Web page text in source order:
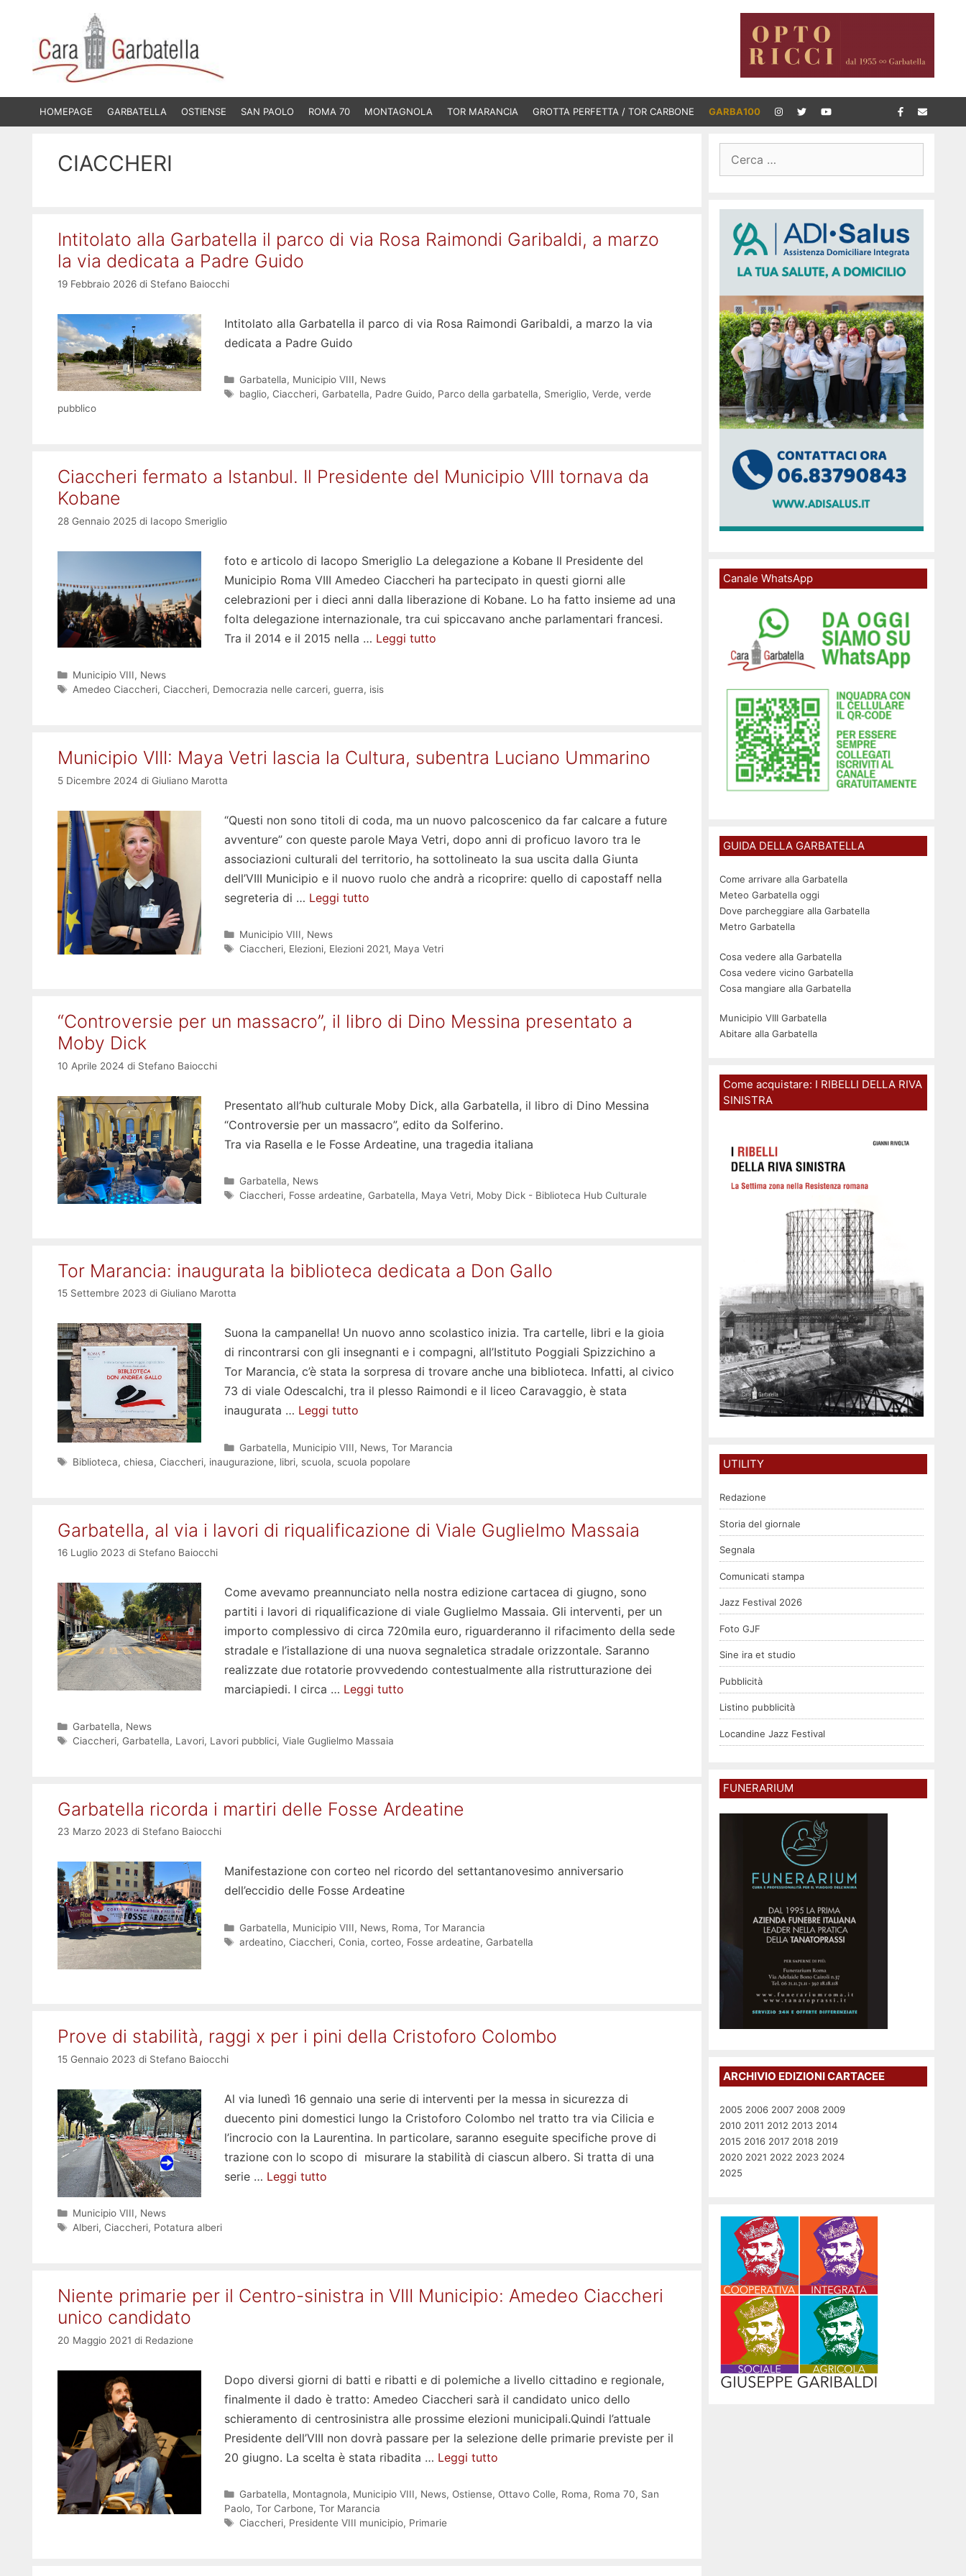
contenuto
HOMEPAGE GARBATELLA OSTIENSE SAN PAOLO ROMA 70 MONTAGNOLA TOR MARANCIA GROTTA PERFETTA / TOR CARBONE GARBA100
CIACCHERI
Intitolato alla Garbatella il parco di via Rosa Raimondi Garibaldi, a marzo
la via dedicata a Padre Guido
19 Febbraio 2026 di Stefano Baiocchi
Intitolato alla Garbatella il parco di via Rosa Raimondi Garibaldi, a marzo la via
dedicata a Padre Guido
Categorie
Garbatella, Municipio VIII, News
Tag
baglio, Ciaccheri, Garbatella, Padre Guido, Parco della garbatella, Smeriglio, Verde, verde
pubblico
Ciaccheri fermato a Istanbul. Il Presidente del Municipio VIII tornava da
Kobane
28 Gennaio 2025 di Iacopo Smeriglio
foto e articolo di Iacopo Smeriglio La delegazione a Kobane Il Presidente del
Municipio Roma VIII Amedeo Ciaccheri ha partecipato in questi giorni alle
celebrazioni per i dieci anni dalla liberazione di Kobane. Lo ha fatto insieme ad una
folta delegazione internazionale, tra cui spiccavano anche parlamentari francesi.
Tra il 2014 e il 2015 nella … Leggi tutto
Categorie
Municipio VIII, News
Tag
Amedeo Ciaccheri, Ciaccheri, Democrazia nelle carceri, guerra, isis
Municipio VIII: Maya Vetri lascia la Cultura, subentra Luciano Ummarino
5 Dicembre 2024 di Giuliano Marotta
“Questi non sono titoli di coda, ma un nuovo palcoscenico da far calcare a future
avventure” con queste parole Maya Vetri, dopo anni di proficuo lavoro tra le
associazioni culturali del territorio, ha sottolineato la sua uscita dalla Giunta
dell’VIII Municipio e il nuovo ruolo che andrà a ricoprire: quello di capostaff nella
segreteria di … Leggi tutto
Categorie
Municipio VIII, News
Tag
Ciaccheri, Elezioni, Elezioni 2021, Maya Vetri
“Controversie per un massacro”, il libro di Dino Messina presentato a
Moby Dick
10 Aprile 2024 di Stefano Baiocchi
Presentato all’hub culturale Moby Dick, alla Garbatella, il libro di Dino Messina
“Controversie per un massacro”, edito da Solferino.
Tra via Rasella e le Fosse Ardeatine, una tragedia italiana
Categorie
Garbatella, News
Tag
Ciaccheri, Fosse ardeatine, Garbatella, Maya Vetri, Moby Dick - Biblioteca Hub Culturale
Tor Marancia: inaugurata la biblioteca dedicata a Don Gallo
15 Settembre 2023 di Giuliano Marotta
Suona la campanella! Un nuovo anno scolastico inizia. Tra cartelle, libri e la gioia
di rincontrarsi con gli insegnanti e i compagni, all’Istituto Poggiali Spizzichino a
Tor Marancia, c’è stata la sorpresa di trovare anche una biblioteca. Infatti, al civico
73 di viale Odescalchi, tra il plesso Raimondi e il liceo Caravaggio, è stata
inaugurata … Leggi tutto
Categorie
Garbatella, Municipio VIII, News, Tor Marancia
Tag
Biblioteca, chiesa, Ciaccheri, inaugurazione, libri, scuola, scuola popolare
Garbatella, al via i lavori di riqualificazione di Viale Guglielmo Massaia
16 Luglio 2023 di Stefano Baiocchi
Come avevamo preannunciato nella nostra edizione cartacea di giugno, sono
partiti i lavori di riqualificazione di viale Guglielmo Massaia. Gli interventi, per un
importo complessivo di circa 720mila euro, riguarderanno il rifacimento della sede
stradale e l’istallazione di una nuova segnaletica stradale orizzontale. Saranno
realizzate due rotatorie provvedendo contestualmente alla ristrutturazione dei
marciapiedi. I circa … Leggi tutto
Categorie
Garbatella, News
Tag
Ciaccheri, Garbatella, Lavori, Lavori pubblici, Viale Guglielmo Massaia
Garbatella ricorda i martiri delle Fosse Ardeatine
23 Marzo 2023 di Stefano Baiocchi
Manifestazione con corteo nel ricordo del settantanovesimo anniversario
dell’eccidio delle Fosse Ardeatine
Categorie
Garbatella, Municipio VIII, News, Roma, Tor Marancia
Tag
ardeatino, Ciaccheri, Conia, corteo, Fosse ardeatine, Garbatella
Prove di stabilità, raggi x per i pini della Cristoforo Colombo
15 Gennaio 2023 di Stefano Baiocchi
Al via lunedì 16 gennaio una serie di interventi per la messa in sicurezza di
duecento pini domestici lungo la Cristoforo Colombo nel tratto tra via Cilicia e
l’incrocio con la Laurentina. In particolare, saranno eseguite specifiche prove di
trazione con lo scopo di misurare la stabilità di ciascun albero. Si tratta di una
serie … Leggi tutto
Categorie
Municipio VIII, News
Tag
Alberi, Ciaccheri, Potatura alberi
Niente primarie per il Centro-sinistra in VIII Municipio: Amedeo Ciaccheri
unico candidato
20 Maggio 2021 di Redazione
Dopo diversi giorni di batti e ribatti e di polemiche a livello cittadino e regionale,
finalmente il dado è tratto: Amedeo Ciaccheri sarà il candidato unico dello
schieramento di centrosinistra alle prossime elezioni municipali.Quindi l’attuale
Presidente dell’VIII non dovrà passare per la selezione delle primarie previste per il
20 giugno. La scelta è stata ribadita … Leggi tutto
Categorie
Garbatella, Montagnola, Municipio VIII, News, Ostiense, Ottavo Colle, Roma, Roma 70, San
Paolo, Tor Carbone, Tor Marancia
Tag
Ciaccheri, Presidente VIII municipio, Primarie
per:
Canale WhatsApp
GUIDA DELLA GARBATELLA
Come arrivare alla Garbatella
Meteo Garbatella oggi
Dove parcheggiare alla Garbatella
Metro Garbatella
Cosa vedere alla Garbatella
Cosa vedere vicino Garbatella
Cosa mangiare alla Garbatella
Municipio VIII Garbatella
Abitare alla Garbatella
Come acquistare: I RIBELLI DELLA RIVA
SINISTRA
UTILITY
Redazione
Storia del giornale
Segnala
Comunicati stampa
Jazz Festival 2026
Foto GJF
Sine ira et studio
Pubblicità
Listino pubblicità
Locandine Jazz Festival
FUNERARIUM
ARCHIVIO EDIZIONI CARTACEE
2005 2006 2007 2008 2009
2010 2011 2012 2013 2014
2015 2016 2017 2018 2019
2020 2021 2022 2023 2024
2025